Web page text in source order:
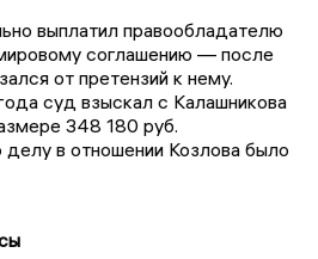
выплатил правообладателю
соглашению — после
от претензий к нему.
суд взыскал с Калашникова
348 180 руб.
в отношении Козлова было